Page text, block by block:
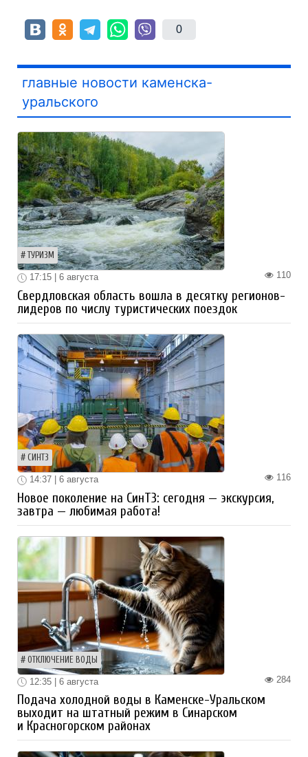
0
главные новости каменска-
уральского
ТУРИЗМ
110
17:15 | 6 августа
Свердловская область вошла в десятку регионов-
лидеров по числу туристических поездок
СИНТЗ
116
14:37 | 6 августа
Новое поколение на СинТЗ: сегодня — экскурсия,
завтра — любимая работа!
ОТКЛЮЧЕНИЕ ВОДЫ
284
12:35 | 6 августа
Подача холодной воды в Каменске-Уральском
выходит на штатный режим в Синарском
и Красногорском районах